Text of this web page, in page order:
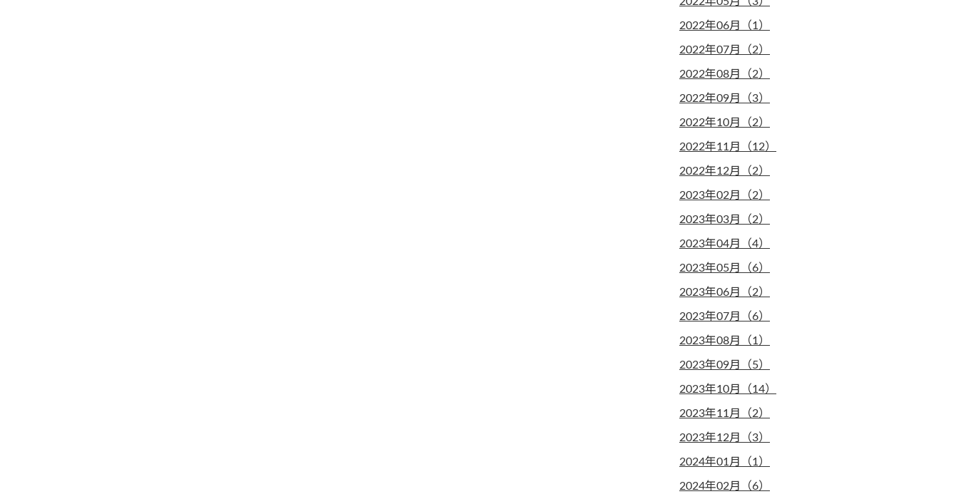
2022年06月（1）
2022年07月（2）
2022年08月（2）
2022年09月（3）
2022年10月（2）
2022年11月（12）
2022年12月（2）
2023年02月（2）
2023年03月（2）
2023年04月（4）
2023年05月（6）
2023年06月（2）
2023年07月（6）
2023年08月（1）
2023年09月（5）
2023年10月（14）
2023年11月（2）
2023年12月（3）
2024年01月（1）
2024年02月（6）